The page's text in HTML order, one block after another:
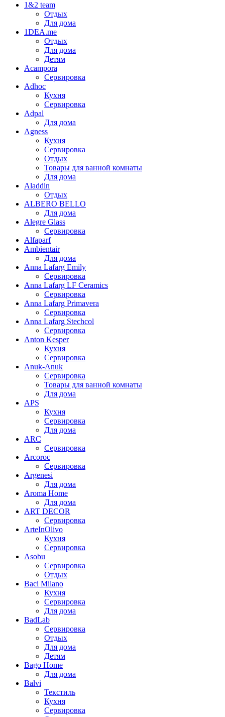
1&2 team
Отдых
Для дома
1DEA.me
Отдых
Для дома
Детям
Acampora
Сервировка
Adhoc
Кухня
Сервировка
Adpal
Для дома
Agness
Кухня
Сервировка
Отдых
Товары для ванной комнаты
Для дома
Aladdin
Отдых
ALBERO BELLO
Для дома
Alegre Glass
Сервировка
Alfaparf
Ambientair
Для дома
Anna Lafarg Emily
Сервировка
Anna Lafarg LF Ceramics
Сервировка
Anna Lafarg Primavera
Сервировка
Anna Lafarg Stechcol
Сервировка
Anton Kesper
Кухня
Сервировка
Anuk-Anuk
Сервировка
Товары для ванной комнаты
Для дома
APS
Кухня
Сервировка
Для дома
ARC
Сервировка
Arcoroc
Сервировка
Argenesi
Для дома
Aroma Home
Для дома
ART DECOR
Сервировка
ArteInOlivo
Кухня
Сервировка
Asobu
Сервировка
Отдых
Baci Milano
Кухня
Сервировка
Для дома
BadLab
Сервировка
Отдых
Для дома
Детям
Bago Home
Для дома
Balvi
Текстиль
Кухня
Сервировка